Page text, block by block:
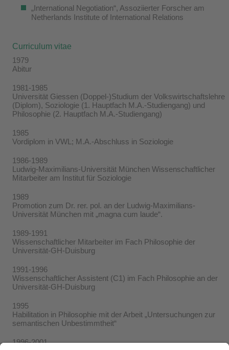
„International Negotiation“, Assoziierter Forscher am
Netherlands Institute of International Relations
Curriculum vitae
1979
Abitur
1981-1985
Universität Giessen (Doppel-)Studium der Volkswirtschaftslehre
(Diplom), Soziologie (1. Hauptfach M.A.-Studiengang) und
Philosophie (2. Hauptfach M.A.-Studiengang)
1985
Vordiplom in VWL; M.A.-Abschluss in Soziologie
1986-1989
Ludwig-Maximilians-Universität München Wissenschaftlicher
Mitarbeiter am Institut für Soziologie
1989
Promotion zum Dr. rer. pol. an der Ludwig-Maximilians-
Universität München mit „magna cum laude“.
1989-1991
Wissenschaftlicher Mitarbeiter im Fach Philosophie der
Universität-GH-Duisburg
1991-1996
Wissenschaftlicher Assistent (C1) im Fach Philosophie an der
Universität-GH-Duisburg
1995
Habilitation in Philosophie mit der Arbeit „Untersuchungen zur
semantischen Unbestimmtheit“
1996-2001